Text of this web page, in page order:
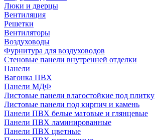
Люки и дверцы
Вентиляция
Решетки
Вентиляторы
Воздуховоды
Фурнитура для воздуховодов
Стеновые панели внутренней отделки
Панели
Вагонка ПВХ
Панели МДФ
Листовые панели влагостойкие под плитку
Листовые панели под кирпич и камень
Панели ПВХ белые матовые и глянцевые
Панели ПВХ ламинированные
Панели ПВХ цветные